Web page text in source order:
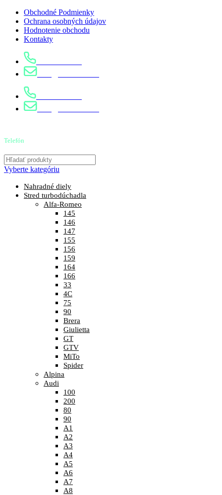
Obchodné Podmienky
Ochrana osobných údajov
Hodnotenie obchodu
Kontakty
Telefón
Vyberte kategóriu
Nahradné diely
Stred turbodúchadla
Alfa-Romeo
145
146
147
155
156
159
164
166
33
4C
75
90
Brera
Giulietta
GT
GTV
MiTo
Spider
Alpina
Audi
100
200
80
90
A1
A2
A3
A4
A5
A6
A7
A8